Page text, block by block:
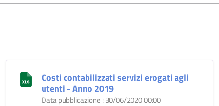
Costi contabilizzati servizi erogati agli
utenti - Anno 2019
Data pubblicazione : 30/06/2020 00:00